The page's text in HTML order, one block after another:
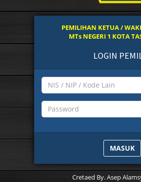
PEMILIHAN KETUA /
MTs NEGERI 1 KOTA
LOGIN
MASUK
Cretaed By. Asep